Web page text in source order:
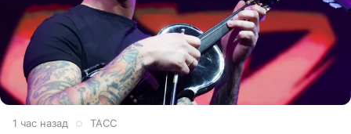
1 час назад ТАСС